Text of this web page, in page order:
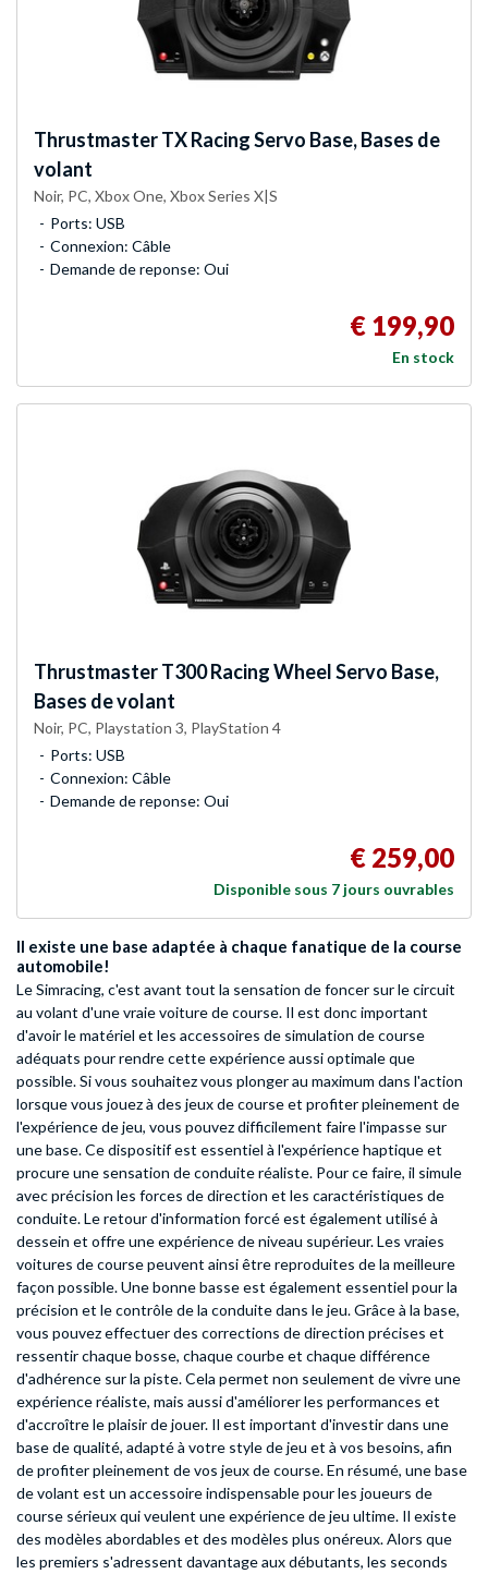
ThrustmasterTX Racing Servo Base, Bases de
volant
Noir, PC, Xbox One, Xbox Series X|S
Ports: USB
Connexion: Câble
Demande de reponse: Oui
€ 199,90
En stock
ThrustmasterT300 Racing Wheel Servo Base,
Bases de volant
Noir, PC, Playstation 3, PlayStation 4
Ports: USB
Connexion: Câble
Demande de reponse: Oui
€ 259,00
Disponible sous 7 jours ouvrables
Il existe une base adaptée à chaque fanatique de la course
automobile!
Le Simracing, c'est avant tout la sensation de foncer sur le circuit
au volant d'une vraie voiture de course. Il est donc important
d'avoir le matériel et les accessoires de simulation de course
adéquats pour rendre cette expérience aussi optimale que
possible. Si vous souhaitez vous plonger au maximum dans l'action
lorsque vous jouez à des jeux de course et profiter pleinement de
l'expérience de jeu, vous pouvez difficilement faire l'impasse sur
une base. Ce dispositif est essentiel à l'expérience haptique et
procure une sensation de conduite réaliste. Pour ce faire, il simule
avec précision les forces de direction et les caractéristiques de
conduite. Le retour d'information forcé est également utilisé à
dessein et offre une expérience de niveau supérieur. Les vraies
voitures de course peuvent ainsi être reproduites de la meilleure
façon possible. Une bonne basse est également essentiel pour la
précision et le contrôle de la conduite dans le jeu. Grâce à la base,
vous pouvez effectuer des corrections de direction précises et
ressentir chaque bosse, chaque courbe et chaque différence
d'adhérence sur la piste. Cela permet non seulement de vivre une
expérience réaliste, mais aussi d'améliorer les performances et
d'accroître le plaisir de jouer. Il est important d'investir dans une
base de qualité, adapté à votre style de jeu et à vos besoins, afin
de profiter pleinement de vos jeux de course. En résumé, une base
de volant est un accessoire indispensable pour les joueurs de
course sérieux qui veulent une expérience de jeu ultime. Il existe
des modèles abordables et des modèles plus onéreux. Alors que
les premiers s'adressent davantage aux débutants, les seconds